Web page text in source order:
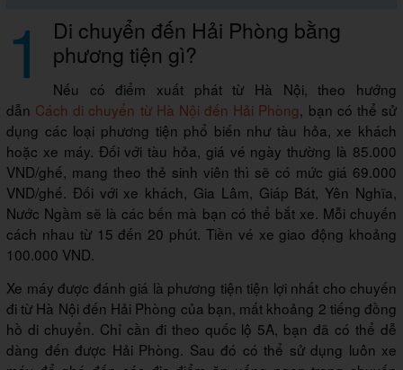
1 Di chuyển đến Hải Phòng bằng
phương tiện gì?
Nếu có điểm xuất phát từ Hà Nội, theo hướng
dẫn Cách di chuyển từ Hà Nội đến Hải Phòng, bạn có thể sử
dụng các loại phương tiện phổ biến như tàu hỏa, xe khách
hoặc xe máy. Đối với tàu hỏa, giá vé ngày thường là 85.000
VND/ghế, mang theo thẻ sinh viên thì sẽ có mức giá 69.000
VND/ghế. Đối với xe khách, Gia Lâm, Giáp Bát, Yên Nghĩa,
Nước Ngầm sẽ là các bến mà bạn có thể bắt xe. Mỗi chuyến
cách nhau từ 15 đến 20 phút. Tiền vé xe giao động khoảng
100.000 VND.
Xe máy được đánh giá là phương tiện tiện lợi nhất cho chuyến
đi từ Hà Nội đến Hải Phòng của bạn, mất khoảng 2 tiếng đồng
hồ di chuyển. Chỉ cần đi theo quốc lộ 5A, bạn đã có thể dễ
dàng đến được Hải Phòng. Sau đó có thể sử dụng luôn xe